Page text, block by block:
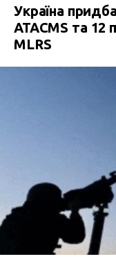
Україна
ATACMS та 12
MLRS